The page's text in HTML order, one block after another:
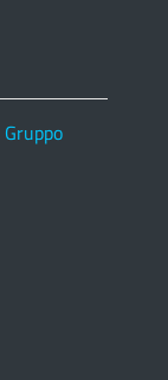
Gruppo